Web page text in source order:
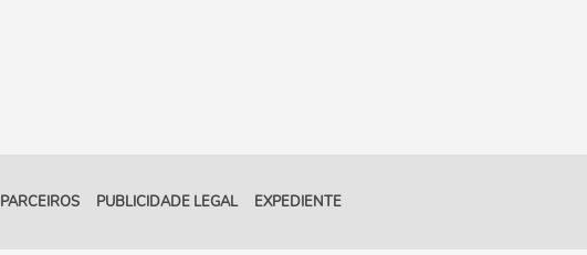
PARCEIROS PUBLICIDADE LEGAL EXPEDIENTE